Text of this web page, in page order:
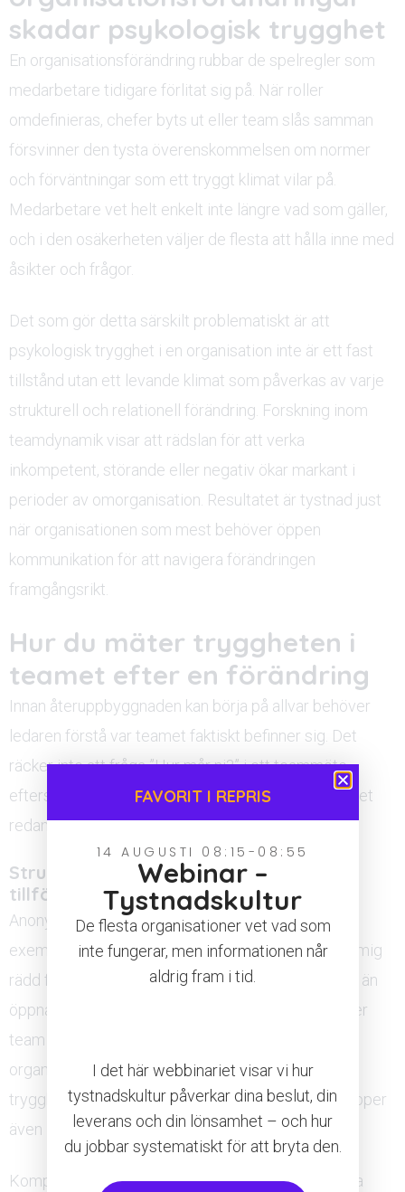
skadar psykologisk trygghet
En organisationsförändring rubbar de spelregler som
medarbetare tidigare förlitat sig på. När roller
omdefinieras, chefer byts ut eller team slås samman
försvinner den tysta överenskommelsen om normer
och förväntningar som ett tryggt klimat vilar på.
Medarbetare vet helt enkelt inte längre vad som gäller,
och i den osäkerheten väljer de flesta att hålla inne med
åsikter och frågor.
Det som gör detta särskilt problematiskt är att
psykologisk trygghet i en organisation inte är ett fast
tillstånd utan ett levande klimat som påverkas av varje
strukturell och relationell förändring. Forskning inom
teamdynamik visar att rädslan för att verka
inkompetent, störande eller negativ ökar markant i
perioder av omorganisation. Resultatet är tystnad just
när organisationen som mest behöver öppen
kommunikation för att navigera förändringen
framgångsrikt.
Hur du mäter tryggheten i
teamet efter en förändring
Innan återuppbyggnaden kan börja på allvar behöver
ledaren förstå var teamet faktiskt befinner sig. Det
räcker inte att fråga ”Hur mår ni?” i ett teammöte,
eftersom den frågan ställs i ett sammanhang där det
redan kan kännas otryggt att svara ärligt.
Strukturerade mätmetoder som ger
tillförlitliga svar
Anonyma enkäter med specifika påståenden, till
exempel ”Jag kan lyfta ett problem utan att känna mig
rädd för konsekvenserna”, ger mer tillförlitliga data än
öppna samtal i grupp. Resultaten bör brytas ned per
team och inte enbart presenteras som ett
organisationsövergripande snitt, eftersom
trygghetsklimatet varierar kraftigt mellan olika grupper
även inom samma organisation.
Komplettera enkätdata med strukturerade enskilda
FAVORIT I REPRIS
14 AUGUSTI 08:15-08:55
Webinar –
Tystnadskultur
De flesta organisationer vet vad som
inte fungerar, men informationen når
aldrig fram i tid.
I det här webbinariet visar vi hur
tystnadskultur påverkar dina beslut, din
leverans och din lönsamhet – och hur
du jobbar systematiskt för att bryta den.